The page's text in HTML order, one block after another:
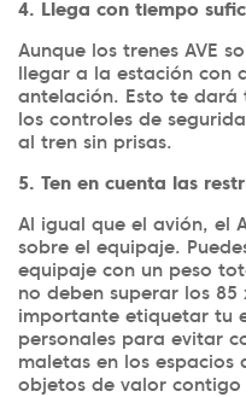
4. Llega con tiempo
Aunque los trenes AVE
llegar a la estación con
antelación. Esto te
los controles de
al tren sin prisas.
5. Ten en cuenta las
Al igual que el avión, el
sobre el equipaje.
equipaje con un peso
no deben superar los 85
importante etiquetar tu
personales para evitar
maletas en los espacios
objetos de valor